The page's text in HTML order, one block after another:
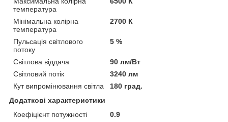
температура
Мінімальна колірна
температура
2700 К
Пульсація світлового
потоку
5 %
Світлова віддача
90 лм/Вт
Світловий потік
3240 лм
Кут випромінювання світла
180 град.
Додаткові характеристики
Коефіцієнт потужності
0.9